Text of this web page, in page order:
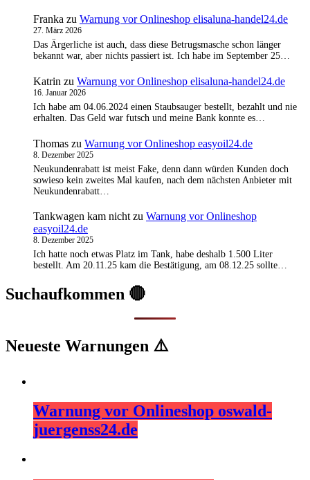
Franka zu Warnung vor Onlineshop elisaluna-handel24.de
27. März 2026
Das Ärgerliche ist auch, dass diese Betrugsmasche schon länger
bekannt war, aber nichts passiert ist. Ich habe im September 25…
Katrin zu Warnung vor Onlineshop elisaluna-handel24.de
16. Januar 2026
Ich habe am 04.06.2024 einen Staubsauger bestellt, bezahlt und nie
erhalten. Das Geld war futsch und meine Bank konnte es…
Thomas zu Warnung vor Onlineshop easyoil24.de
8. Dezember 2025
Neukundenrabatt ist meist Fake, denn dann würden Kunden doch
sowieso kein zweites Mal kaufen, nach dem nächsten Anbieter mit
Neukundenrabatt…
Tankwagen kam nicht zu Warnung vor Onlineshop
easyoil24.de
8. Dezember 2025
Ich hatte noch etwas Platz im Tank, habe deshalb 1.500 Liter
bestellt. Am 20.11.25 kam die Bestätigung, am 08.12.25 sollte…
Suchaufkommen 🔴
Neueste Warnungen ⚠️
Warnung vor Onlineshop oswald-
juergenss24.de